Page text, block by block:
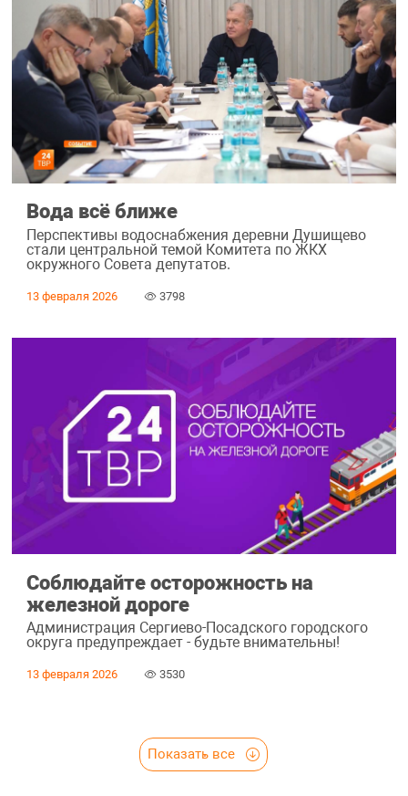
Вода всё ближе
Перспективы водоснабжения деревни Душищево
стали центральной темой Комитета по ЖКХ
окружного Совета депутатов.
13 февраля 2026 3798
Соблюдайте осторожность на
железной дороге
Администрация Сергиево-Посадского городского
округа предупреждает - будьте внимательны!
13 февраля 2026 3530
Показать все